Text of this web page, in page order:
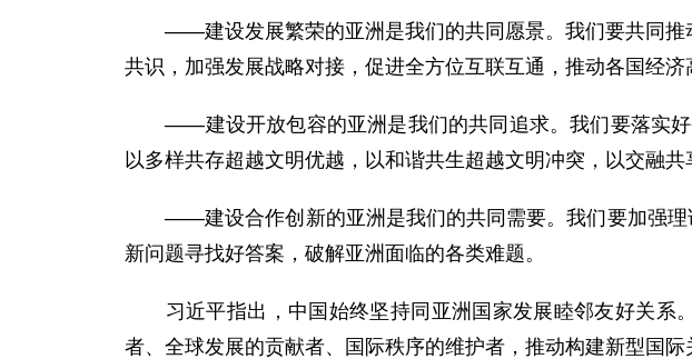
——建设发展繁荣的亚洲是我们的共同愿景。我们要共同推动
共识，加强发展战略对接，促进全方位互联互通，推动各国经济
——建设开放包容的亚洲是我们的共同追求。我们要落实好
以多样共存超越文明优越，以和谐共生超越文明冲突，以交融
——建设合作创新的亚洲是我们的共同需要。我们要加强理
新问题寻找好答案，破解亚洲面临的各类难题。
习近平指出，中国始终坚持同亚洲国家发展睦邻友好关系
者、全球发展的贡献者、国际秩序的维护者，推动构建新型国际